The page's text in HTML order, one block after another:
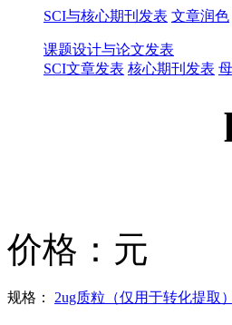
SCI与核心期刊发表 文章润色
课题设计与论文发表
SCI文章发表 核心期刊发表
价格： 元
规格： 2ug质粒（仅用于转化提取）